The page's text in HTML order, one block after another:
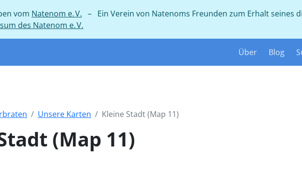
vom Natenom e. V. – Ein Verein von Natenoms Freunden zum Erhalt seines
des Natenom e. V.
Über Blog
Unsere Karten Kleine Stadt (Map 11)
(Map 11)